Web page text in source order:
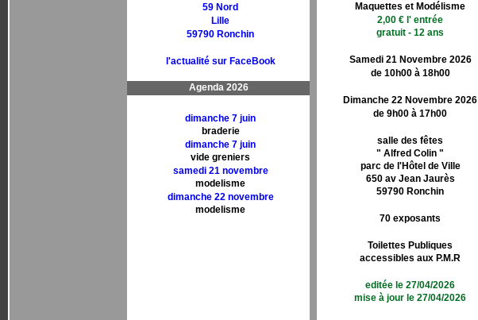
59 Nord
Lille
59790 Ronchin
l'actualité sur FaceBook
Agenda 2026
dimanche 7 juin
braderie
dimanche 7 juin
vide greniers
samedi 21 novembre
modelisme
dimanche 22 novembre
modelisme
Maquettes et Modélisme
2,00 € l' entrée
gratuit - 12 ans
Samedi 21 Novembre 2026
de 10h00 à 18h00
Dimanche 22 Novembre 2026
de 9h00 à 17h00
salle des fêtes
" Alfred Colin "
parc de l'Hôtel de Ville
650 av Jean Jaurès
59790 Ronchin
70 exposants
Toilettes Publiques
accessibles aux P.M.R
editée le 27/04/2026
mise à jour le 27/04/2026